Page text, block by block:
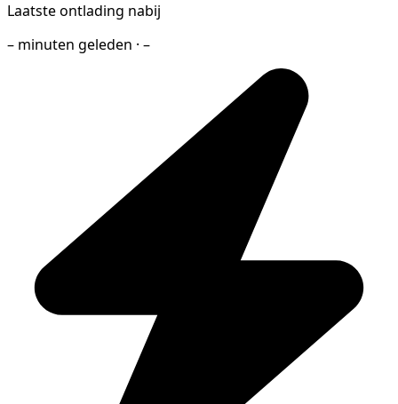
Laatste ontlading nabij
– minuten geleden · –